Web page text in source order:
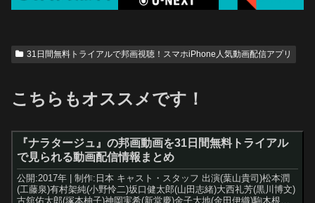
31日間無料トライアルで邦画視聴！スマホiPhone人気動画配信アプリ
こちらもオススメです！
『ナラタージュ』の邦画動画を31日間無料トライアル
で見られる動画配信情報まとめ
公開:2017年 | 制作:日本 キャスト・スタッフ 出演(葉山貴司)松本潤
(工藤泉)有村架純(小野怜二)坂口健太郎(山田志緒)大西礼芳(黒川博文)
古舘佑太郎(塚本柚子)神岡実希(新堂慶)金子大地(金田伊織)駒木根隆